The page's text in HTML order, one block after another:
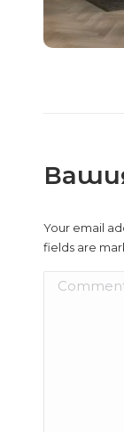
Your email
fields are